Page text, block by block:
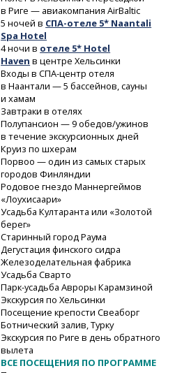
в Риге — авиакомпания AirBaltic
5 ночейв СПА-отеле 5* Naantali
Spa Hotel
4 ночи в отеле 5* Hotel
Haven в центре Хельсинки
Входыв СПА-центр отеля
в Наантали — 5 бассейнов, сауны
и хамам
Завтраки в отелях
Полупансион — 9 обедов/ужинов
в течение экскурсионных дней
Круиз по шхерам
Порвоо — один из самых старых
городов Финляндии
Родовое гнездо Маннергеймов
«Лоухисаари»
Усадьба Култаранта или «Золотой
берег»
Старинный город Раума
Дегустация финского сидра
Железоделательная фабрика
Усадьба Сварто
Парк-усадьба Авроры Карамзиной
Экскурсия по Хельсинки
Посещение крепости Свеаборг
Ботнический залив, Турку
Экскурсия по Риге в день обратного
вылета
ВСЕ ПОСЕЩЕНИЯ ПО ПРОГРАММЕ